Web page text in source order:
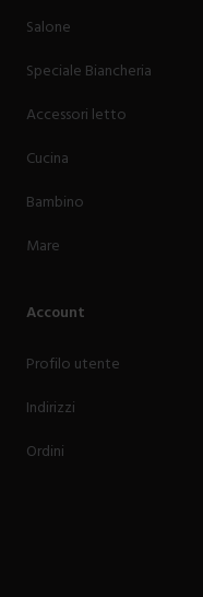
Salone
Speciale Biancheria
Accessori letto
Cucina
Bambino
Mare
Account
Profilo utente
Indirizzi
Ordini